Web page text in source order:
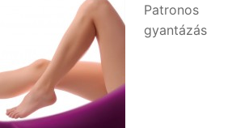
Patronos
gyantázás